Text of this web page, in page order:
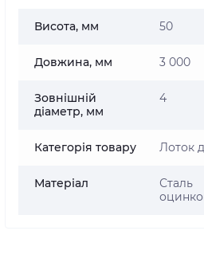
Висота, мм 50
Довжина, мм 3 000
Зовнішній
діаметр, мм
4
Категорія товару Лоток
Матеріал
Сталь